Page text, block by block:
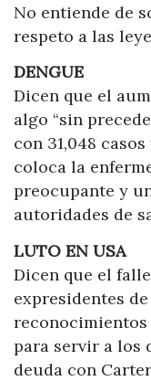
No entiende de
respeto a las
DENGUE
Dicen que el
algo “sin
con 31,048
coloca la
preocupante y
autoridades de
LUTO EN USA
Dicen que el
expresidentes
reconocimientos
para servir a los
deuda con